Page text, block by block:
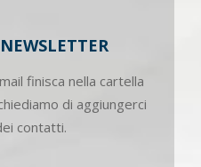
finisca nella cartella
di aggiungerci
contatti.